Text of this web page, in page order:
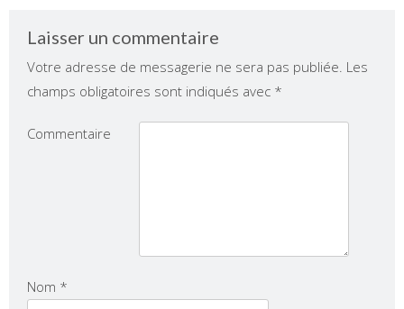
Laisser un commentaire
Votre adresse de messagerie ne sera pas publiée. Les
champs obligatoires sont indiqués avec *
Commentaire
Nom *